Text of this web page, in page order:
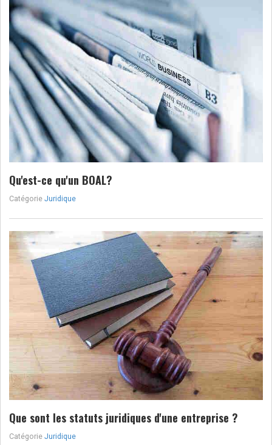
Qu'est-ce qu'un BOAL?
Catégorie Juridique
Que sont les statuts juridiques d'une entreprise ?
Catégorie Juridique